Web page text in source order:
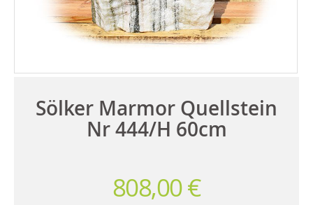
Sölker Marmor Quellstein
Nr 444/H 60cm
808,00 €